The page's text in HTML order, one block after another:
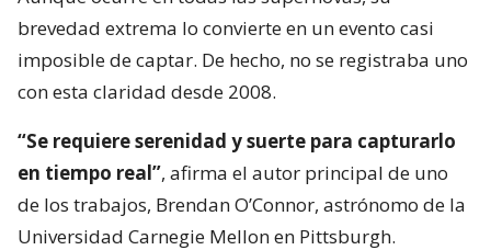
brevedad extrema lo convierte en un evento casi
imposible de captar. De hecho, no se registraba uno
con esta claridad desde 2008.
“Se requiere serenidad y suerte para capturarlo
en tiempo real”, afirma el autor principal de uno
de los trabajos, Brendan O’Connor, astrónomo de la
Universidad Carnegie Mellon en Pittsburgh.